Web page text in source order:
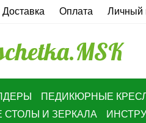
Доставка Оплата Личный
ПЕДИКЮРНЫЕ
И ЗЕРКАЛА